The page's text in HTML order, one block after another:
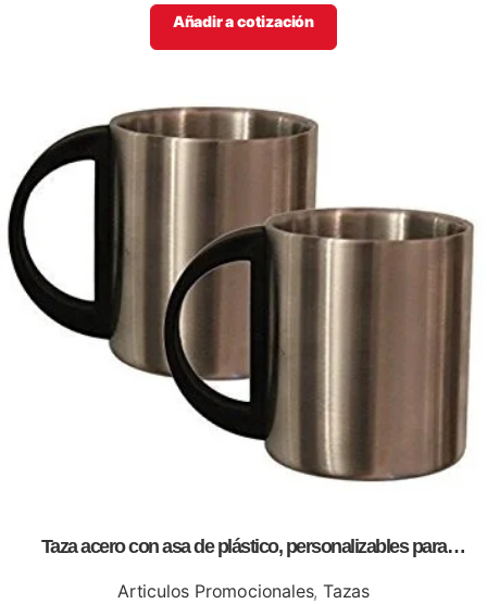
Añadir a cotización
Taza acero con asa de plástico, personalizables para
Articulos Promocionales, Tazas